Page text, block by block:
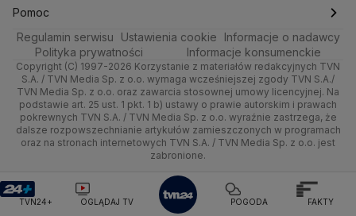
Rembertów
Śródmieście
Targówek
Ursus
Wawer
Quizy
Kujawsko-pomorskie
Lublin
Lubuskie
Olsztyn
Rzeszów
Dla firm
Handel
Ze świata
Tech
Moto
Turystyka
Najnowsze
Polska
Prognoza
Świat
Nauka
Podróże
Skoki Narciarskie
Sporty zimowe
Lekkoatletyka
Siatkówka
F1
Świat
Polityka
Zdrowie
Tech
Nauka
Gorące Tematy
Wyślij zgłoszenie
TVN
Dzień Dobry TVN
Uwaga TVN
HGTV
TVN Turbo
TVN7
Pomoc
Centrum pomocy
Test zgodności
Oglądaj na TV
Zrealizuj voucher
Regulamin serwisu Ustawienia cookie
Informacje o nadawcy
Polityka prywatności
Informacje konsumenckie
Copyright (C) 1997-2026 Korzystanie z materiałów redakcyjnych TVN
S.A. / TVN Media Sp. z o.o. wymaga wcześniejszej zgody TVN S.A./
TVN Media Sp. z o.o. oraz zawarcia stosownej umowy licencyjnej. Na
podstawie art. 25 ust. 1 pkt. 1 b) ustawy o prawie autorskim i prawach
pokrewnych TVN S.A. / TVN Media Sp. z o.o. wyraźnie zastrzega, że
dalsze rozpowszechnianie artykułów zamieszczonych w programach
oraz na stronach internetowych TVN S.A. / TVN Media Sp. z o.o. jest
zabronione.
TVN24+ OGLĄDAJ TV POGODA FAKTY